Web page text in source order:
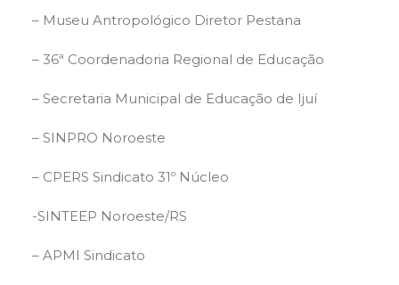
– Museu Antropológico Diretor Pestana
– 36ª Coordenadoria Regional de Educação
– Secretaria Municipal de Educação de Ijuí
– SINPRO Noroeste
– CPERS Sindicato 31º Núcleo
-SINTEEP Noroeste/RS
– APMI Sindicato